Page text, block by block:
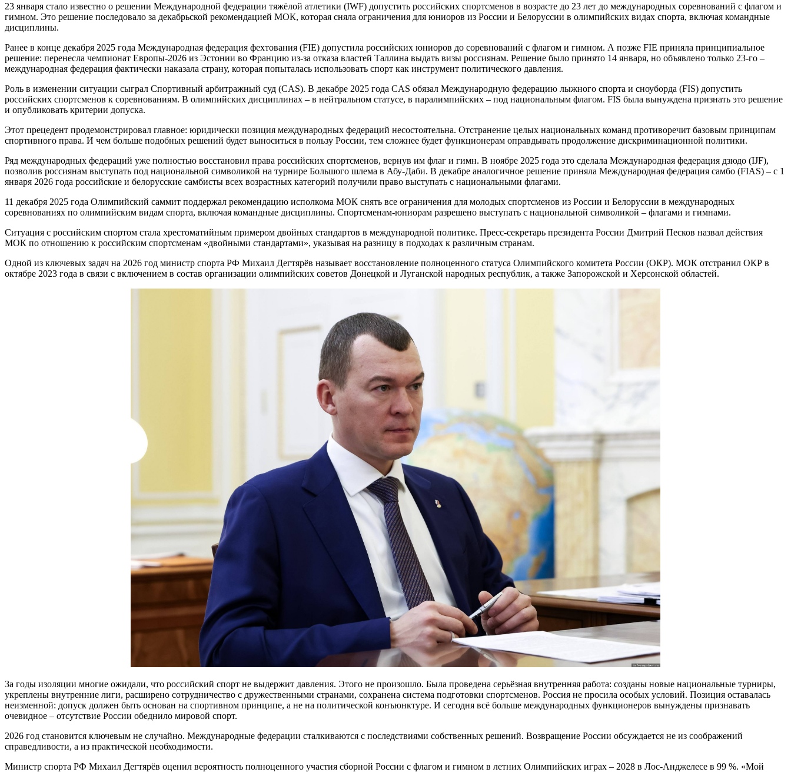
23 января стало известно о решении Международной федерации тяжёлой атлетики (IWF) допустить российских спортсменов в возрасте до 23 лет до международных соревнований с флагом и
гимном. Это решение последовало за декабрьской рекомендацией МОК, которая сняла ограничения для юниоров из России и Белоруссии в олимпийских видах спорта, включая командные
дисциплины.
Ранее в конце декабря 2025 года Международная федерация фехтования (FIE) допустила российских юниоров до соревнований с флагом и гимном. А позже FIE приняла принципиальное
решение: перенесла чемпионат Европы-2026 из Эстонии во Францию из-за отказа властей Таллина выдать визы россиянам. Решение было принято 14 января, но объявлено только 23-го –
международная федерация фактически наказала страну, которая попыталась использовать спорт как инструмент политического давления.
Роль в изменении ситуации сыграл Спортивный арбитражный суд (CAS). В декабре 2025 года CAS обязал Международную федерацию лыжного спорта и сноуборда (FIS) допустить
российских спортсменов к соревнованиям. В олимпийских дисциплинах – в нейтральном статусе, в паралимпийских – под национальным флагом. FIS была вынуждена признать это решение
и опубликовать критерии допуска.
Этот прецедент продемонстрировал главное: юридически позиция международных федераций несостоятельна. Отстранение целых национальных команд противоречит базовым принципам
спортивного права. И чем больше подобных решений будет выноситься в пользу России, тем сложнее будет функционерам оправдывать продолжение дискриминационной политики.
Ряд международных федераций уже полностью восстановил права российских спортсменов, вернув им флаг и гимн. В ноябре 2025 года это сделала Международная федерация дзюдо (IJF),
позволив россиянам выступать под национальной символикой на турнире Большого шлема в Абу-Даби. В декабре аналогичное решение приняла Международная федерация самбо (FIAS) – с 1
января 2026 года российские и белорусские самбисты всех возрастных категорий получили право выступать с национальными флагами.
11 декабря 2025 года Олимпийский саммит поддержал рекомендацию исполкома МОК снять все ограничения для молодых спортсменов из России и Белоруссии в международных
соревнованиях по олимпийским видам спорта, включая командные дисциплины. Спортсменам-юниорам разрешено выступать с национальной символикой – флагами и гимнами.
Ситуация с российским спортом стала хрестоматийным примером двойных стандартов в международной политике. Пресс-секретарь президента России Дмитрий Песков назвал действия
МОК по отношению к российским спортсменам «двойными стандартами», указывая на разницу в подходах к различным странам.
Одной из ключевых задач на 2026 год министр спорта РФ Михаил Дегтярёв называет восстановление полноценного статуса Олимпийского комитета России (ОКР). МОК отстранил ОКР в
октябре 2023 года в связи с включением в состав организации олимпийских советов Донецкой и Луганской народных республик, а также Запорожской и Херсонской областей.
За годы изоляции многие ожидали, что российский спорт не выдержит давления. Этого не произошло. Была проведена серьёзная внутренняя работа: созданы новые национальные турниры,
укреплены внутренние лиги, расширено сотрудничество с дружественными странами, сохранена система подготовки спортсменов. Россия не просила особых условий. Позиция оставалась
неизменной: допуск должен быть основан на спортивном принципе, а не на политической конъюнктуре. И сегодня всё больше международных функционеров вынуждены признавать
очевидное – отсутствие России обеднило мировой спорт.
2026 год становится ключевым не случайно. Международные федерации сталкиваются с последствиями собственных решений. Возвращение России обсуждается не из соображений
справедливости, а из практической необходимости.
Министр спорта РФ Михаил Дегтярёв оценил вероятность полноценного участия сборной России с флагом и гимном в летних Олимпийских играх – 2028 в Лос-Анджелесе в 99 %. «Мой